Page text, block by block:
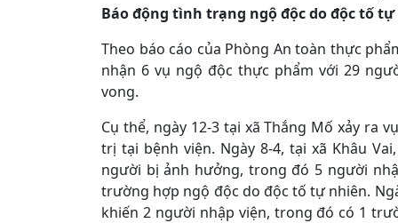
Báo động tình trạng ngộ độc do độc tố
Theo báo cáo của Phòng An toàn thực
nhận 6 vụ ngộ độc thực phẩm với 29
vong.
Cụ thể, ngày 12-3 tại xã Thắng Mố xảy ra
trị tại bệnh viện. Ngày 8-4, tại xã Khâu
người bị ảnh hưởng, trong đó 5 người
trường hợp ngộ độc do độc tố tự nhiên.
khiến 2 người nhập viện, trong đó có 1